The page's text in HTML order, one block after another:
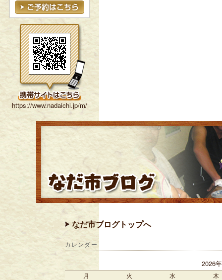
https://www.nadaichi.jp/m/
なだ市ブログトップへ
カレンダー
2026
月 火 水 木